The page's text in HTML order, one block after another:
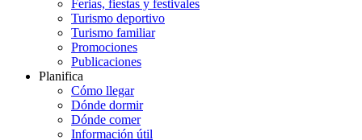
Ferias, fiestas y festivales
Turismo deportivo
Turismo familiar
Promociones
Publicaciones
Planifica
Cómo llegar
Dónde dormir
Dónde comer
Información útil